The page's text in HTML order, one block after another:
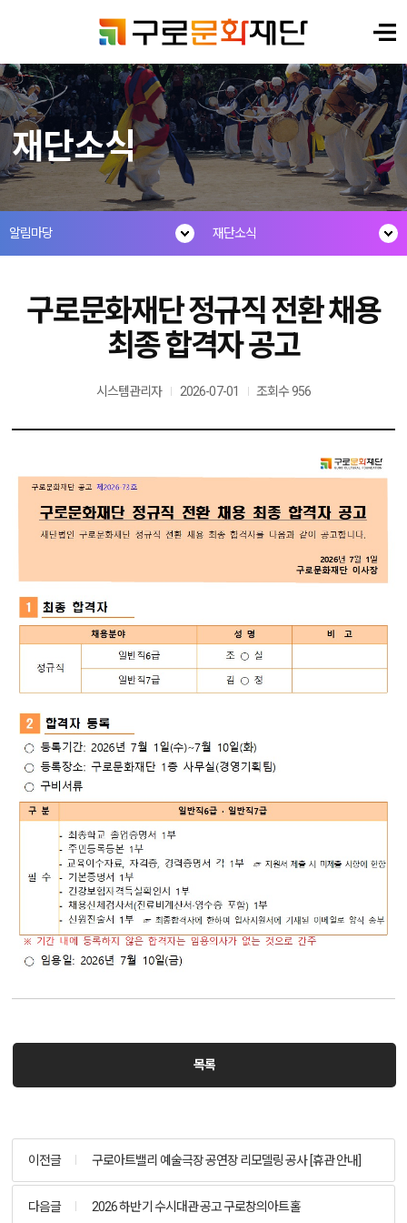
재단소식
알림마당 재단소식
구로문화재단 정규직 전환 채용
최종 합격자 공고
시스템관리자 2026-07-01 조회수 956
목록
이전글 구로아트밸리 예술극장 공연장 리모델링 공사 [휴관 안내]
다음글 2026 하반기 수시대관 공고 구로창의아트홀